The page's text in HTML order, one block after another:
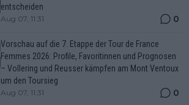
entscheiden
Aug 07, 11:31 0
Vorschau auf die 7. Etappe der Tour de France
Femmes 2026: Profile, Favoritinnen und Prognosen
– Vollering und Reusser kämpfen am Mont Ventoux
um den Toursieg
Aug 07, 11:31 0